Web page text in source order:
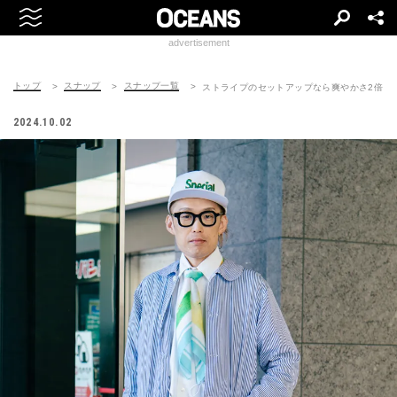
advertisement
トップ スナップ スナップ一覧 ストライプのセットアップなら爽やかさ2倍
2024.10.02